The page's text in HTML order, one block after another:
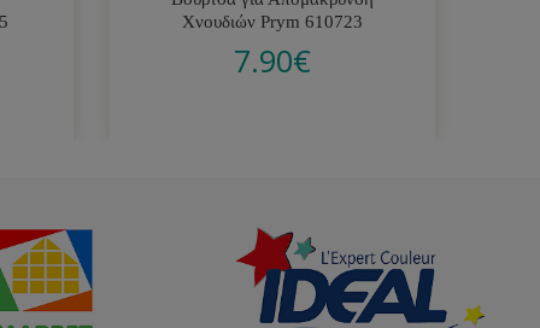
Χνουδιών Prym 610723
7.90€